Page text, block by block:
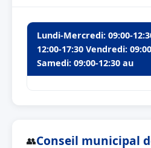
Lundi-Mercredi: 09:00-
12:00-17:30 Vendredi:
Samedi: 09:00-12:30 au
👥Conseil municipal